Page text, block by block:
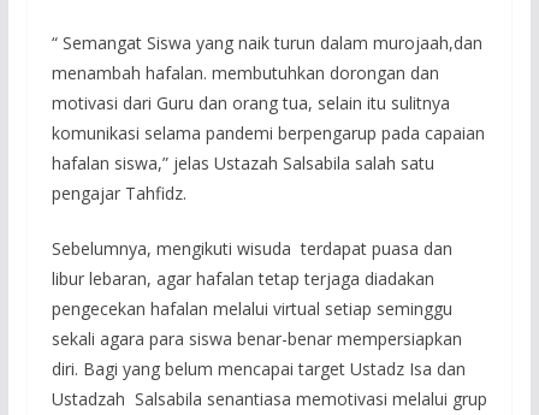
“ Semangat Siswa yang naik turun dalam murojaah,dan
menambah hafalan. membutuhkan dorongan dan
motivasi dari Guru dan orang tua, selain itu sulitnya
komunikasi selama pandemi berpengarup pada capaian
hafalan siswa,” jelas Ustazah Salsabila salah satu
pengajar Tahfidz.
Sebelumnya, mengikuti wisuda terdapat puasa dan
libur lebaran, agar hafalan tetap terjaga diadakan
pengecekan hafalan melalui virtual setiap seminggu
sekali agara para siswa benar-benar mempersiapkan
diri. Bagi yang belum mencapai target Ustadz Isa dan
Ustadzah Salsabila senantiasa memotivasi melalui grup